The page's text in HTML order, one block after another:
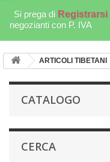
Si prega di Registrarsi
negozianti con P. IVA
ARTICOLI TIBETANI
CATALOGO
CERCA